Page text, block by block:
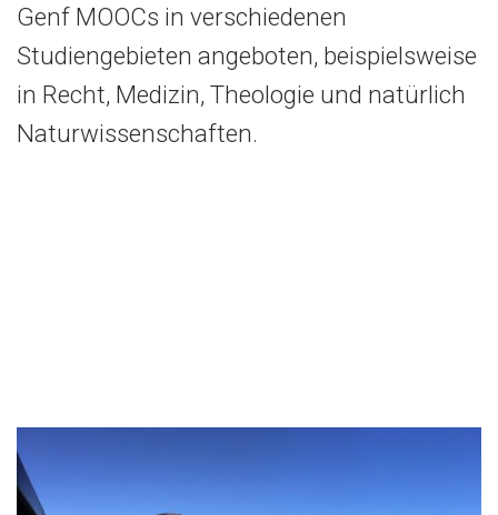
Genf MOOCs in verschiedenen
Studiengebieten angeboten, beispielsweise
in Recht, Medizin, Theologie und natürlich
Naturwissenschaften.